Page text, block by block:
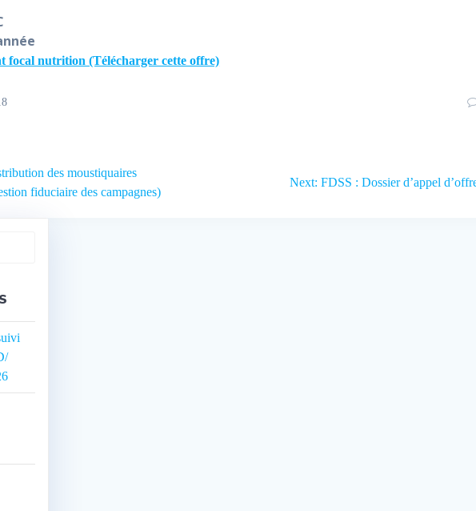
focal nutrition (Télécharger cette offre)
des moustiquaires
fiduciaire des campagnes)
Next: Next
FDSS : Dossier d’appel